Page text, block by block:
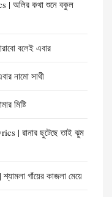
অলির কথা শুনে বকুল
বলেই এবার
নামো সাথী
মিষ্টি
| রানার ছুটেছে তাই ঝুম
গাঁয়ের কাজলা মেয়ে